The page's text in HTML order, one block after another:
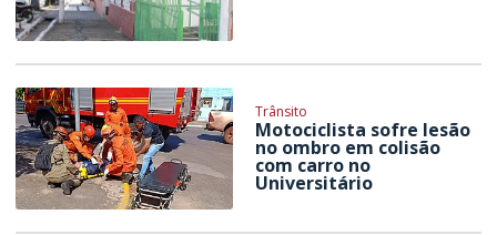
Trânsito
Motociclista sofre lesão
no ombro em colisão
com carro no
Universitário